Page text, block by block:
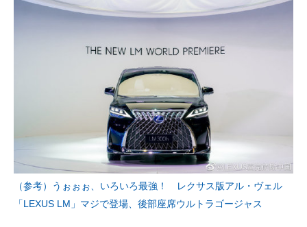
（参考）うぉぉぉ、いろいろ最強！ レクサス版アル・ヴェル
「LEXUS LM」マジで登場、後部座席ウルトラゴージャス